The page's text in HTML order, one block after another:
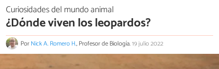
Curiosidades del mundo animal
¿Dónde viven los leopardos?
PorNick A. Romero H., Profesor de Biología.19 julio 2022